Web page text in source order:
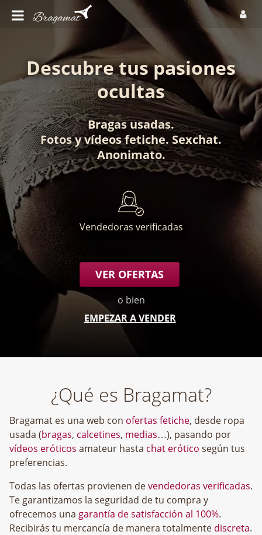
Descubre tus pasiones
ocultas
Bragas usadas.
Fotosyvídeos fetiche. Sexchat.
Anonimato.
Vendedoras verificadas
VER OFERTAS
o bien
EMPEZAR A VENDER
¿Qué es Bragamat?
Bragamat es una web con ofertas fetiche, desde ropa
usada (bragas, calcetines, medias…), pasando por
vídeos eróticos amateur hasta chat erótico según tus
preferencias.
Todas las ofertas provienen devendedoras verificadas.
Te garantizamos la seguridad de tu compra y
ofrecemos una garantía de satisfacción al 100%.
Recibirás tu mercancía de manera totalmente discreta.